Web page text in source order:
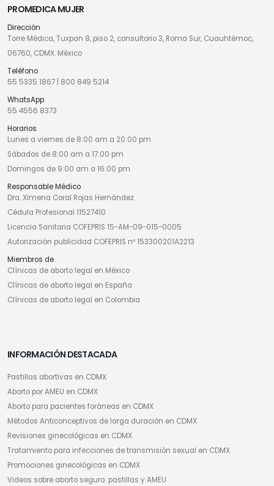
PROMEDICA MUJER
Dirección
Torre Médica, Tuxpan 8, piso 2, consultorio 3, Roma Sur, Cuauhtémoc,
06760, CDMX. México
Teléfono
55 5335 1867
800 849 5214
WhatsApp
55 4556 8373
Horarios
Lunes a viernes de 8:00 am a 20:00 pm
Sábados de 8:00 am a 17:00 pm
Domingos de 9:00 am a 16:00 pm
Responsable Médico
Dra. Ximena Coral Rojas Hernández
Cédula Profesional 11527410
Licencia Sanitaria COFEPRIS 15-AM-09-015-0005
Autorización publicidad COFEPRIS nº 153300201A2213
Miembros de
Clínicas de aborto legal en México
Clínicas de aborto legal en España
Clínicas de aborto legal en Colombia
INFORMACIÓN DESTACADA
Pastillas abortivas en CDMX
Aborto por AMEU en CDMX
Aborto para pacientes foráneas en CDMX
Métodos Anticonceptivos de larga duración en CDMX
Revisiones ginecológicas en CDMX
Tratamiento para infecciones de transmisión sexual en CDMX
Promociones ginecológicas en CDMX
Videos sobre aborto seguro: pastillas y AMEU